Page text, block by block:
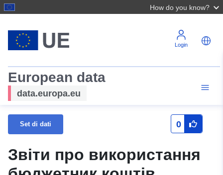
How do you know?
Login
European data
data.europa.eu
Set di dati 0
Звіти про використання